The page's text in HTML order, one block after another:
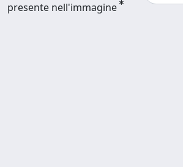
presente nell'immagine